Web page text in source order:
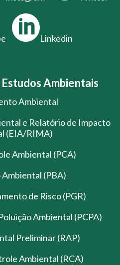
Linkedin
Ambientais
Ambiental
e Relatório de Impacto
(EIA/RIMA)
Ambiental (PCA)
Ambiental (PBA)
de Risco (PGR)
Ambiental (PCPA)
Preliminar (RAP)
Ambiental (RCA)